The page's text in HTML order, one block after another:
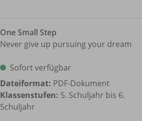
One Small Step
Never give up pursuing your dream
Sofort verfügbar
Dateiformat: PDF-Dokument
Klassenstufen: 5. Schuljahr bis 6.
Schuljahr